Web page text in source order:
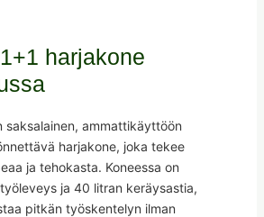
harjakone
saksalainen, ammattikäyttöön
harjakone, joka tekee
ja tehokasta. Koneessa on
ja 40 litran keräysastia,
pitkän työskentelyn ilman